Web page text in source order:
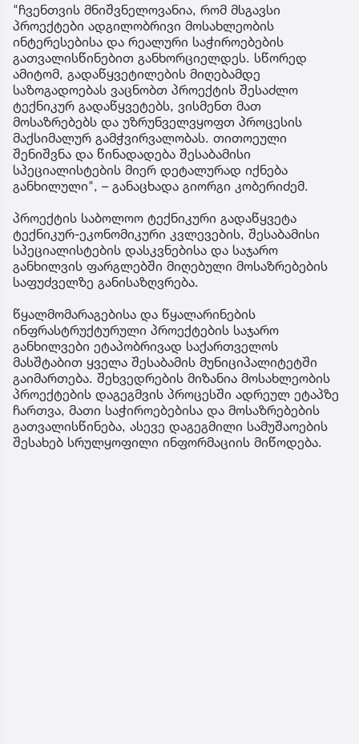
"ჩვენთვის მნიშვნელოვანია, რომ მსგავსი
პროექტები ადგილობრივი მოსახლეობის
ინტერესებისა და რეალური საჭიროებების
გათვალისწინებით განხორციელდეს. სწორედ
ამიტომ, გადაწყვეტილების მიღებამდე
საზოგადოებას ვაცნობთ პროექტის შესაძლო
ტექნიკურ გადაწყვეტებს, ვისმენთ მათ
მოსაზრებებს და უზრუნველვყოფთ პროცესის
მაქსიმალურ გამჭვირვალობას. თითოეული
შენიშვნა და წინადადება შესაბამისი
სპეციალისტების მიერ დეტალურად იქნება
განხილული", – განაცხადა გიორგი კობერიძემ.
პროექტის საბოლოო ტექნიკური გადაწყვეტა
ტექნიკურ-ეკონომიკური კვლევების, შესაბამისი
სპეციალისტების დასკვნებისა და საჯარო
განხილვის ფარგლებში მიღებული მოსაზრებების
საფუძველზე განისაზღვრება.
წყალმომარაგებისა და წყალარინების
ინფრასტრუქტურული პროექტების საჯარო
განხილვები ეტაპობრივად საქართველოს
მასშტაბით ყველა შესაბამის მუნიციპალიტეტში
გაიმართება. შეხვედრების მიზანია მოსახლეობის
პროექტების დაგეგმვის პროცესში ადრეულ ეტაპზე
ჩართვა, მათი საჭიროებებისა და მოსაზრებების
გათვალისწინება, ასევე დაგეგმილი სამუშაოების
შესახებ სრულყოფილი ინფორმაციის მიწოდება.